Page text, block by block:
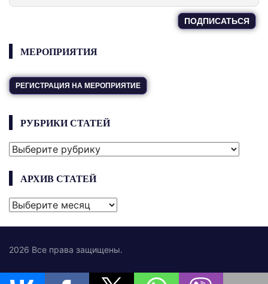
МЕРОПРИЯТИЯ
РЕГИСТРАЦИЯ НА МЕРОПРИЯТИЕ
РУБРИКИ СТАТЕЙ
РУБРИКИ
АРХИВ СТАТЕЙ
АРХИВ
2026 Все права защищены.